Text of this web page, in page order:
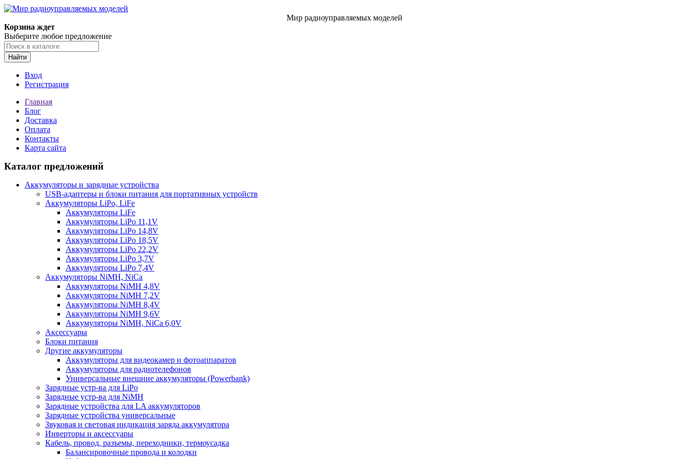
Мир радиоуправляемых моделей
Корзина ждет
Выберите любое предложение
Найти
Вход
Регистрация
Главная
Блог
Доставка
Оплата
Контакты
Карта сайта
Каталог предложений
Аккумуляторы и зарядные устройства
USB-адаптеры и блоки питания для портативных устройств
Аккумуляторы LiPo, LiFe
Аккумуляторы LiFe
Аккумуляторы LiPo 11,1V
Аккумуляторы LiPo 14,8V
Аккумуляторы LiPo 18,5V
Аккумуляторы LiPo 22,2V
Аккумуляторы LiPo 3,7V
Аккумуляторы LiPo 7,4V
Аккумуляторы NiMH, NiCa
Аккумуляторы NiMH 4,8V
Аккумуляторы NiMH 7,2V
Аккумуляторы NiMH 8,4V
Аккумуляторы NiMH 9,6V
Аккумуляторы NiMH, NiCa 6,0V
Аксессуары
Блоки питания
Другие аккумуляторы
Аккумуляторы для видеокамер и фотоаппаратов
Аккумуляторы для радиотелефонов
Универсальные внешние аккумуляторы (Powerbank)
Зарядные устр-ва для LiPo
Зарядные устр-ва для NiMH
Зарядные устройства для LA аккумуляторов
Зарядные устройства универсальные
Звуковая и световая индикация заряда аккумулятора
Инверторы и аксессуары
Кабель, провод, разъемы, переходники, термоусадка
Балансировочные провода и колодки